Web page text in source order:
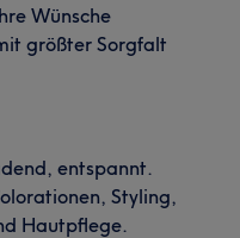
Wünsche
größter Sorgfalt
entspannt.
Styling,
Hautpflege.